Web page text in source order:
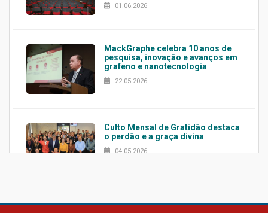
01.06.2026
MackGraphe celebra 10 anos de
pesquisa, inovação e avanços em
grafeno e nanotecnologia
22.05.2026
Culto Mensal de Gratidão destaca
o perdão e a graça divina
04.05.2026
Confira como foi o culto mensal